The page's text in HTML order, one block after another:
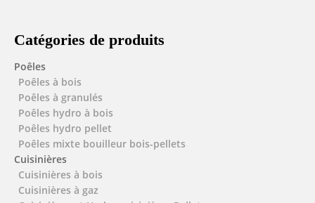
Catégories de produits
Poêles
Poêles à bois
Poêles à granulés
Poêles hydro à bois
Poêles hydro pellet
Poêles mixte bouilleur bois-pellets
Cuisinières
Cuisinières à bois
Cuisinières à gaz